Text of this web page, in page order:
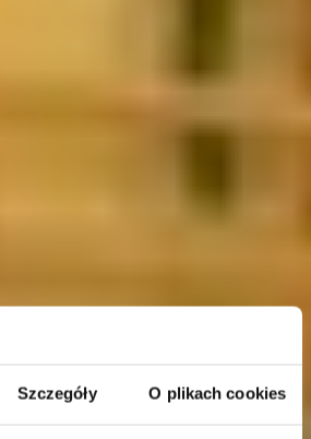
Szczegóły O plikach cookies